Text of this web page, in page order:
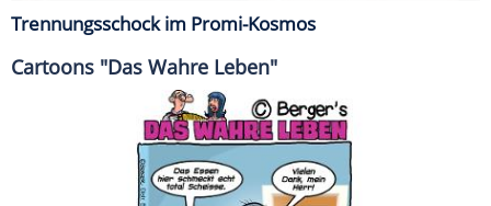
Trennungsschock im Promi-Kosmos
Cartoons "Das Wahre Leben"